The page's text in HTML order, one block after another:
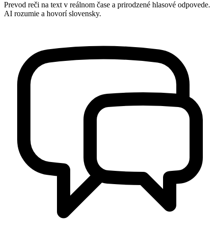
Prevod reči na text v reálnom čase a prirodzené hlasové odpovede.
AI rozumie a hovorí slovensky.